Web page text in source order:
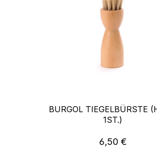
BURGOL TIEGELBÜRSTE
1ST.)
Regulärer Preis:
6,50 €